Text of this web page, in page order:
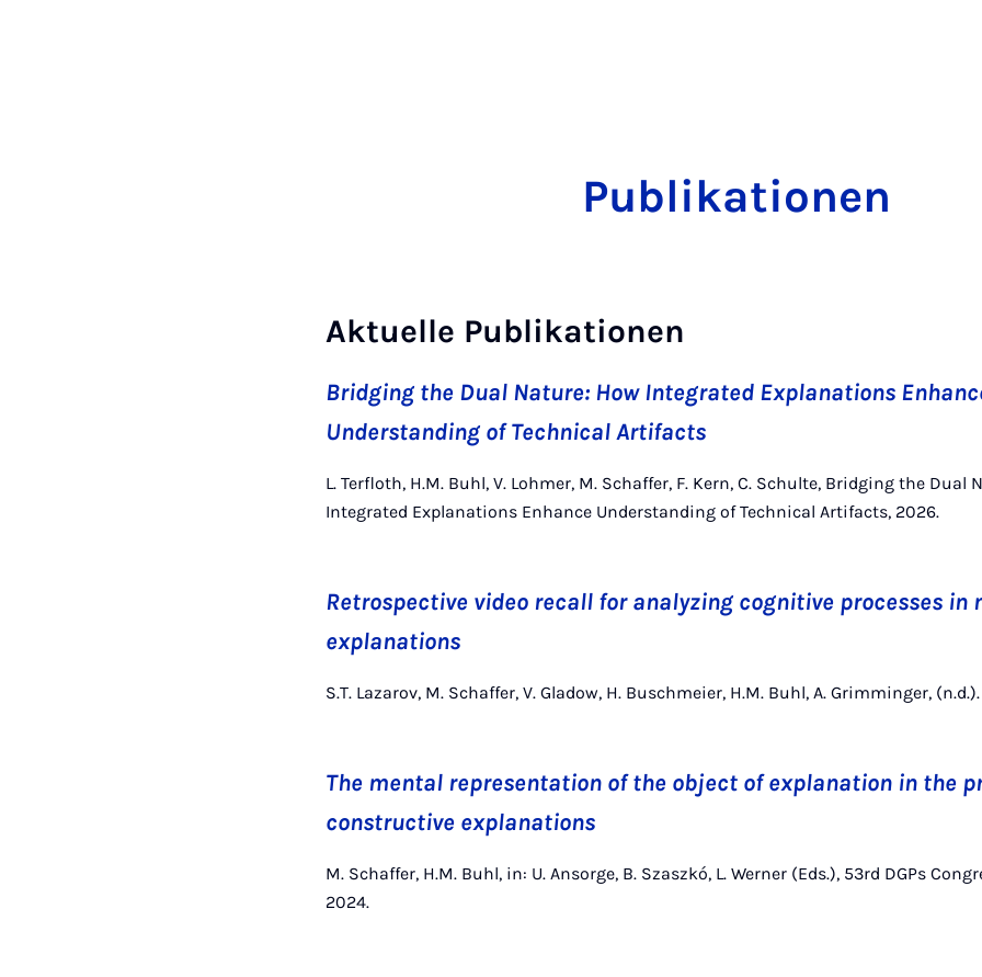
Publikationen
Aktuelle Publikationen
Bridging the Dual Nature: How Integrated Explanations
Understanding of Technical Artifacts
L. Terfloth, H.M. Buhl, V. Lohmer, M. Schaffer, F. Kern, C. Schulte, Bridging the Dual
Integrated Explanations Enhance Understanding of Technical Artifacts, 2026.
Retrospective video recall for analyzing cognitive processes
explanations
S.T. Lazarov, M. Schaffer, V. Gladow, H. Buschmeier, H.M. Buhl, A. Grimminger, (n.d.).
The mental representation of the object of explanation in the
constructive explanations
M. Schaffer, H.M. Buhl, in: U. Ansorge, B. Szaszkó, L. Werner (Eds.), 53rd DGPs
2024.